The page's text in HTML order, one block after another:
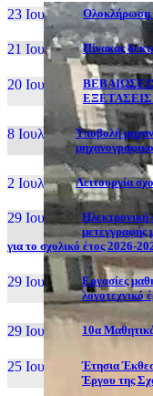
23 Ιουλ, 26 Ολοκλήρωση
21 Ιουλ, 26 Πίνακας
20 Ιουλ, 26
ΕΞΕΤΑΣΕΙΣ
8 Ιουλ, 26
Υποβολή
2 Ιουλ, 26 Λειτουργία
29 Ιουν, 26
Ηλεκτρονική
για το σχολικό έτος 2026-
29 Ιουν, 26
Εργασίες
λογοτεχνικό
29 Ιουν, 26 10α
25 Ιουν, 26
Έτησια
Έργου της